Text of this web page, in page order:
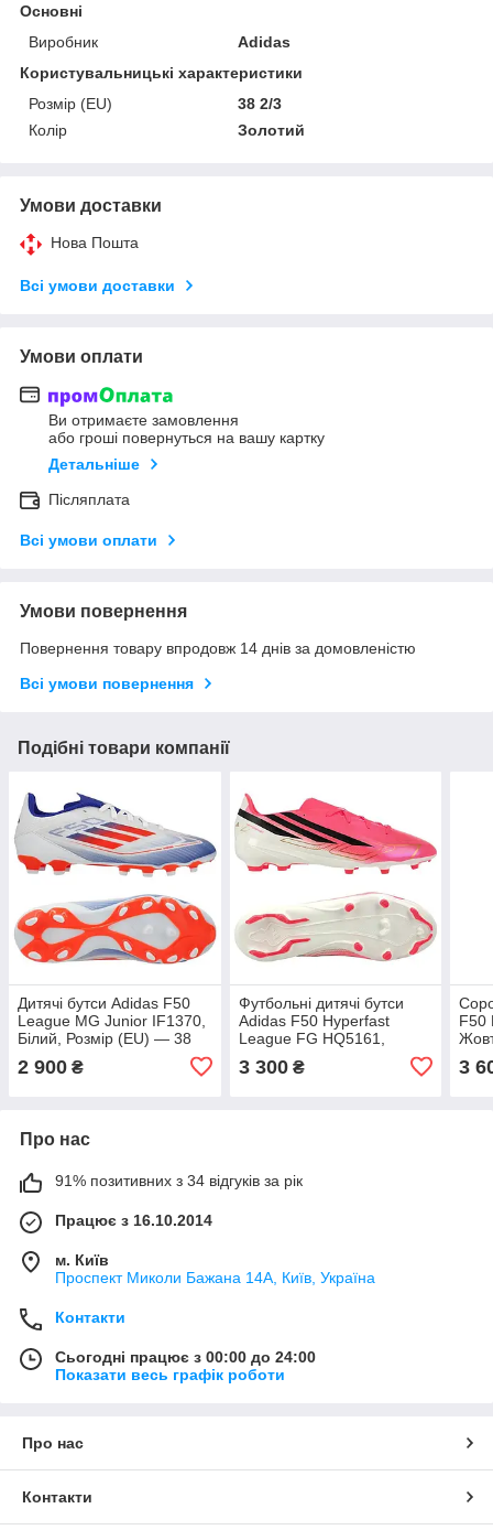
Основні
Виробник
Adidas
Користувальницькі характеристики
Розмір (EU)
38 2/3
Колір
Золотий
Умови доставки
Нова Пошта
Всі умови доставки
Умови оплати
Ви отримаєте замовлення
або гроші повернуться на вашу картку
Детальніше
Післяплата
Всі умови оплати
Умови повернення
Повернення товару впродовж 14 днів за домовленістю
Всі умови повернення
Подібні товари компанії
Дитячі бутси Adidas F50
League MG Junior IF1370,
Білий, Розмір (EU) — 38
2 900 ₴
Футбольні дитячі бутси
Adidas F50 Hyperfast
League FG HQ5161,
Рожевий, Розмір (EU) —
38 2/3
3 300₴
F50
3
Про нас
91% позитивних з 34 відгуків за рік
Працює з 16.10.2014
м. Київ
Проспект Миколи Бажана 14А, Київ, Україна
Контакти
Сьогодні працює з 00:00 до 24:00
Показати весь графік роботи
Про нас
Контакти